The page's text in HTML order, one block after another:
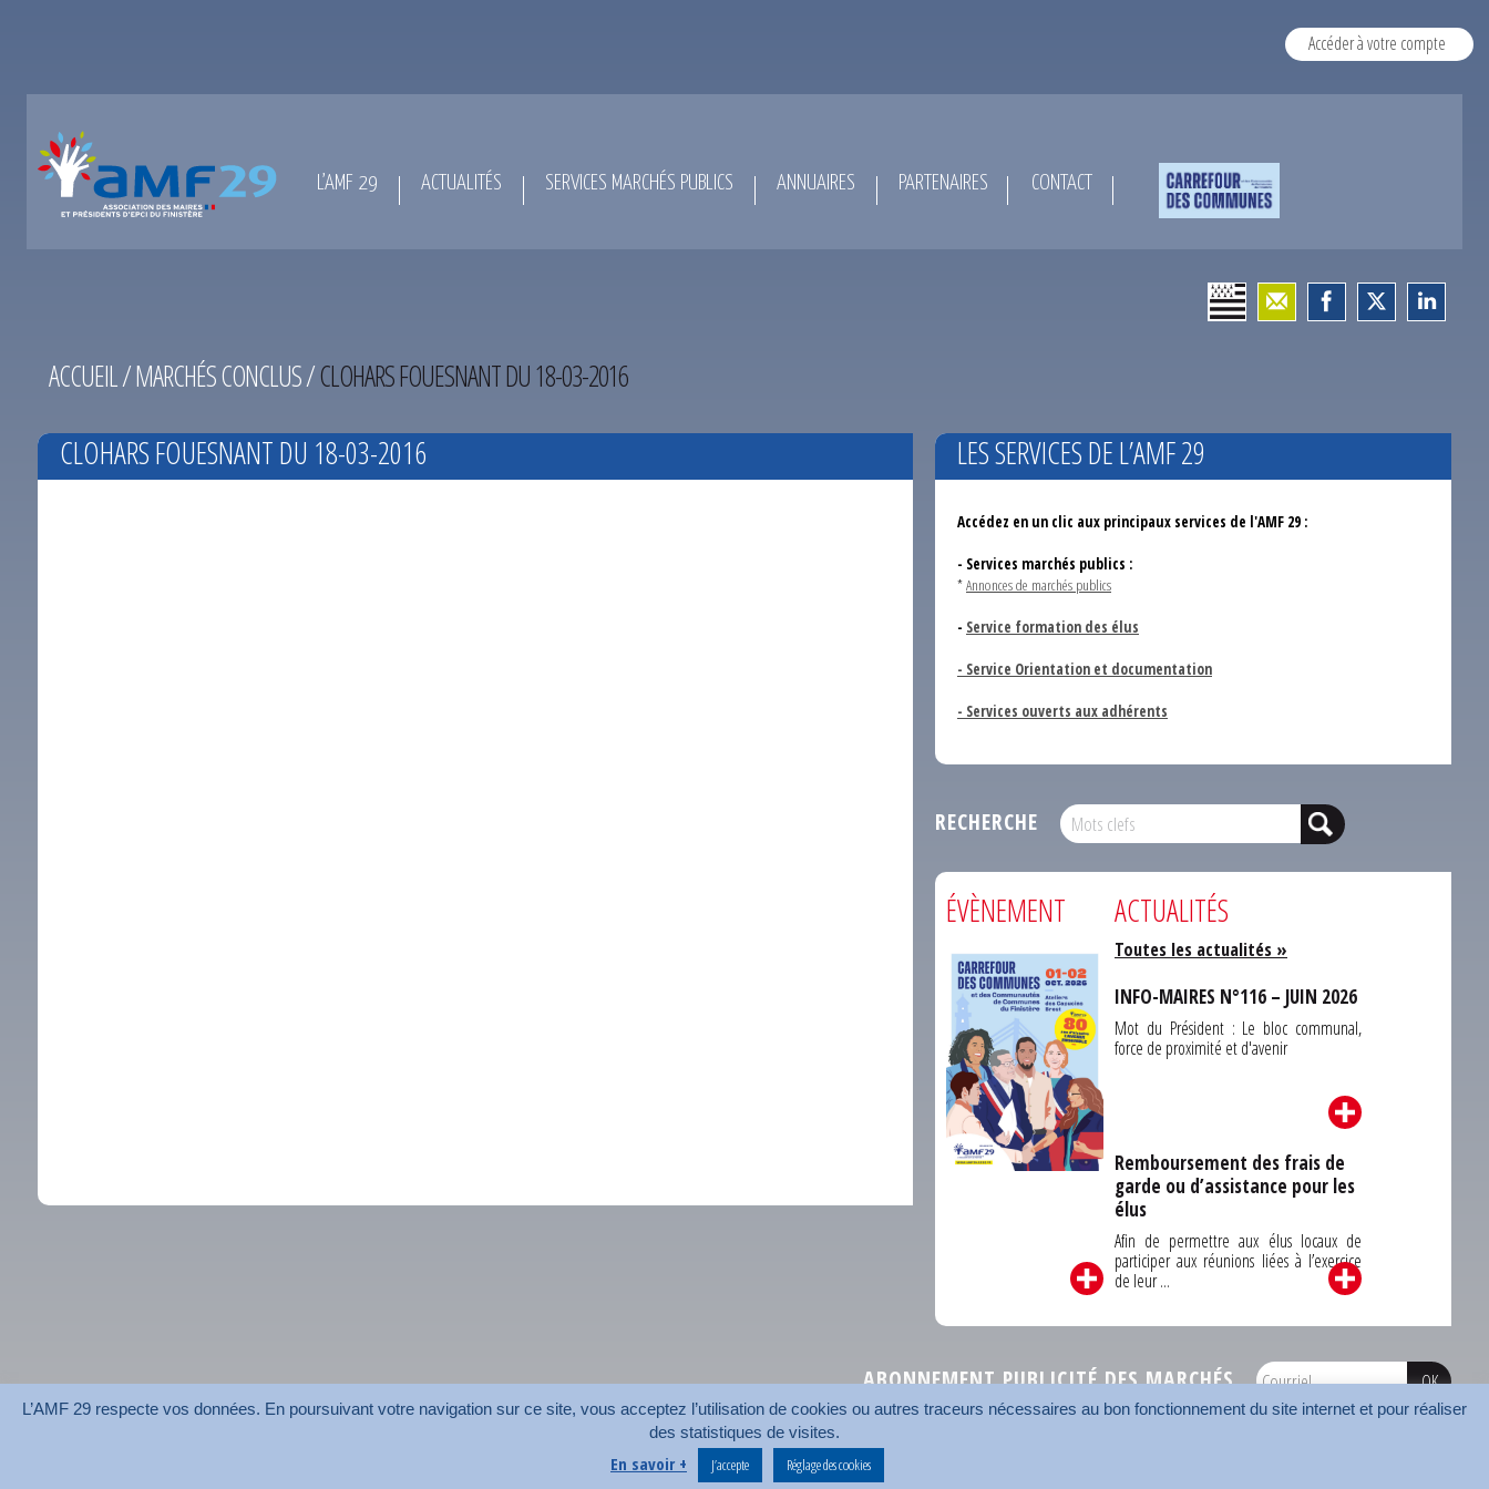
Accéder à votre compte
L’AMF 29 ACTUALITÉS SERVICES MARCHÉS PUBLICS ANNUAIRES PARTENAIRES CONTACT
ACCUEIL/MARCHÉS CONCLUS/CLOHARS FOUESNANT DU 18-03-2016
CLOHARS FOUESNANT DU 18-03-2016 LES SERVICES DE L’AMF 29
Accédez en un clic aux principaux services de l'AMF 29 :
- Services marchés publics :
*Annonces de marchés publics
- Service formation des élus
- Service Orientation et documentation
- Services ouverts aux adhérents
RECHERCHE
ÉVÈNEMENT ACTUALITÉS
Toutes les actualités »
INFO-MAIRES N°116 – JUIN 2026
Mot du Président : Le bloc communal,
force de proximité et d'avenir
Remboursement des frais de
garde ou d’assistance pour les
élus
Afin de permettre aux élus locaux de
participer aux réunions liées à l’exercice
de leur ...
ABONNEMENT PUBLICITÉ DES MARCHÉS
Plan du site
L’AMF 29 respecte vos données. En poursuivant votre navigation sur ce site, vous acceptez l’utilisation de cookies ou autres traceurs nécessaires au bon fonctionnement du site internet et pour réaliser
des statistiques de visites.
En savoir + J’accepte Réglage des cookies